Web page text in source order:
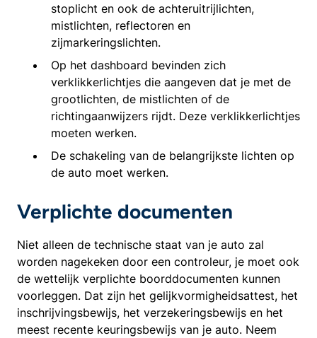
stoplicht en ook de achteruitrijlichten,
mistlichten, reflectoren en
zijmarkeringslichten.
Op het dashboard bevinden zich
verklikkerlichtjes die aangeven dat je met de
grootlichten, de mistlichten of de
richtingaanwijzers rijdt. Deze verklikkerlichtjes
moeten werken.
De schakeling van de belangrijkste lichten op
de auto moet werken.
Verplichte documenten
Niet alleen de technische staat van je auto zal
worden nagekeken door een controleur, je moet ook
de wettelijk verplichte boorddocumenten kunnen
voorleggen. Dat zijn het gelijkvormigheidsattest, het
inschrijvingsbewijs, het verzekeringsbewijs en het
meest recente keuringsbewijs van je auto. Neem